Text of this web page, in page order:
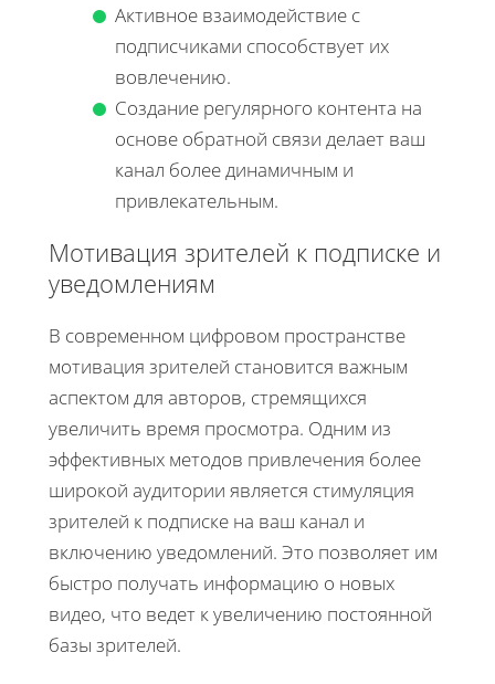
Активное взаимодействие с
подписчиками способствует их
вовлечению.
Создание регулярного контента на
основе обратной связи делает ваш
канал более динамичным и
привлекательным.
Мотивация зрителей к подписке и
уведомлениям
В современном цифровом пространстве
мотивация зрителей становится важным
аспектом для авторов, стремящихся
увеличить время просмотра. Одним из
эффективных методов привлечения более
широкой аудитории является стимуляция
зрителей к подписке на ваш канал и
включению уведомлений. Это позволяет им
быстро получать информацию о новых
видео, что ведет к увеличению постоянной
базы зрителей.